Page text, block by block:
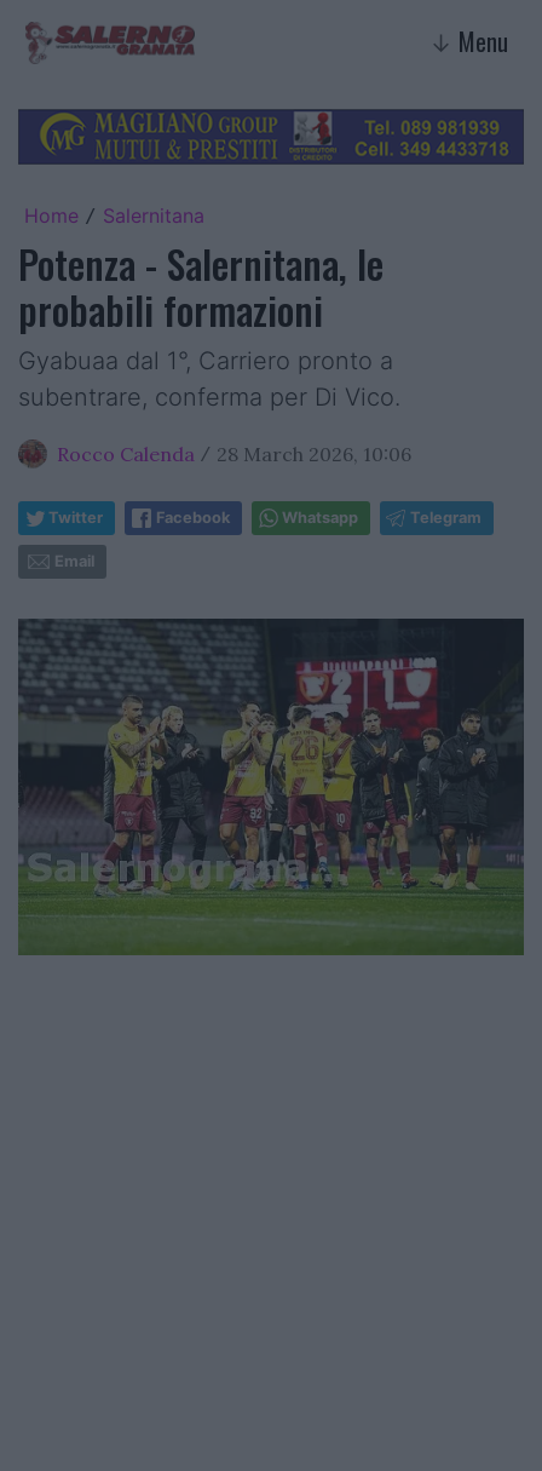
↓ Menu
Home / Salernitana
Potenza - Salernitana, le
probabili formazioni
Gyabuaa dal 1°, Carriero pronto a
subentrare, conferma per Di Vico.
Rocco Calenda / 28 March 2026, 10:06
Twitter Facebook Whatsapp Telegram
Email